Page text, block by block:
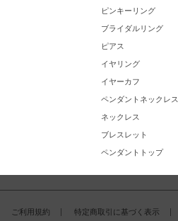
ピンキーリング
ブライダルリング
ピアス
イヤリング
イヤーカフ
ペンダントネックレス
ネックレス
ブレスレット
ペンダントトップ
ご利用規約 特定商取引に基づく表示